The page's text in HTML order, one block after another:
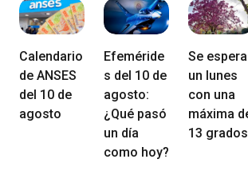
Calendario
de ANSES
del 10 de
agosto
Efeméride
s del 10 de
agosto:
¿Qué pasó
un día
como hoy?
Se espera
un lunes
con una
máxima
13 grados